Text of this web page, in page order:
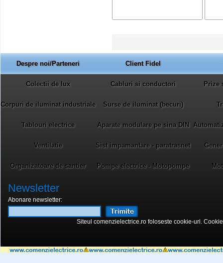
Despre noi/Parteneri Client Fidel
Colectii de lux Cabluri si conductori Prize
Corpuri de iluminat industriale Surse de iluminat (becuri)
Tablouri electrice Aparate modulare pe sina DIN
Ventilatie Sist impamantare - paratrasnet
Organizatoare de santier Pompe electrice - Motopompe
Newsletter
Abonare newsletter:
Siteul comenzielectrice.ro foloseste cookie-uri.